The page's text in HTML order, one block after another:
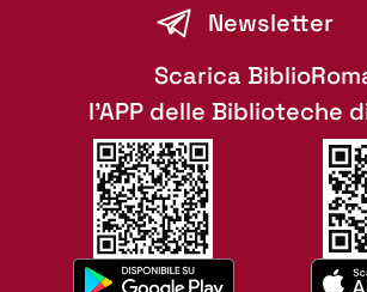
Newsletter
Scarica
l'APP delle Biblioteche